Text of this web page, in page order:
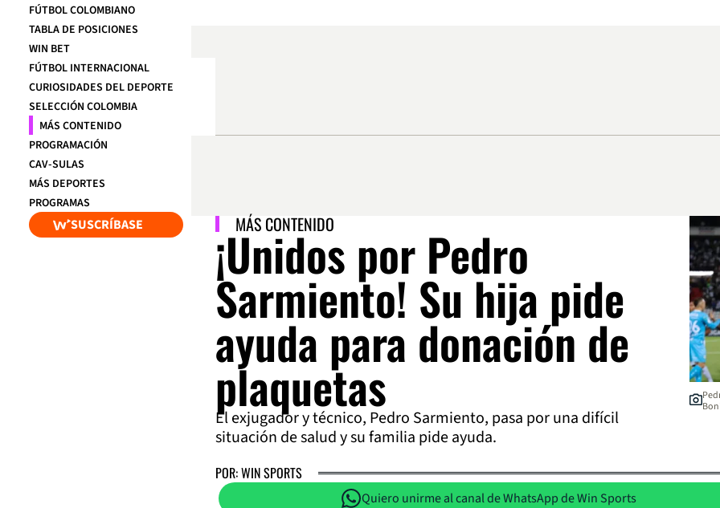
FÚTBOL COLOMBIANO
TABLA DE POSICIONES
WIN BET
FÚTBOL INTERNACIONAL
CURIOSIDADES DEL DEPORTE
SELECCIÓN COLOMBIA
MÁS CONTENIDO
PROGRAMACIÓN
CAV-SULAS
MÁS DEPORTES
PROGRAMAS
SUSCRÍBASE MÁS CONTENIDO
¡Unidos por Pedro
Sarmiento! Su hija pide
ayuda para donación de
plaquetas
El exjugador y técnico, Pedro Sarmiento, pasa por una difícil
situación de salud y su familia pide ayuda.
POR: WIN SPORTS
Quiero unirme al canal de WhatsApp de Win Sports